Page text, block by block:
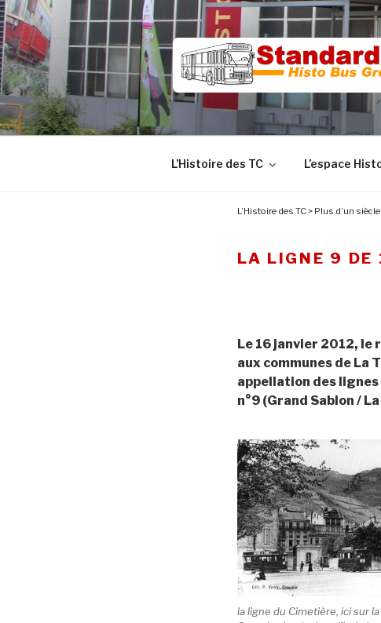
Aller
au
contenu
principal
L’Histoire des TC L’espace
L’Histoire des TC> Plus d’un
LA LIGNE 9
Le 16 janvier 2012,
aux communes de La
appellation des
n°9 (Grand Sablon /
la ligne du Cimetière, ici sur